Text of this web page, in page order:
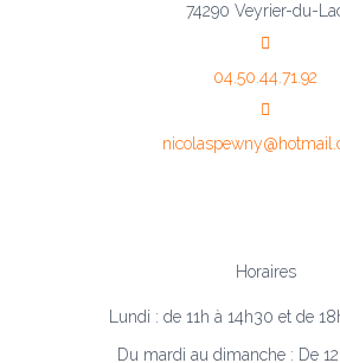
74290 Veyrier-du-
04.50.44.71.92
Horaires
Lundi : de 11h à 14h30 et de
Du mardi au dimanche : De